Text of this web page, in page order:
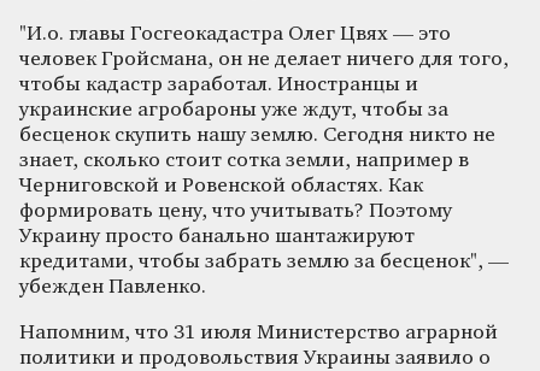
"И.о. главы Госгеокадастра Олег Цвях — это
человек Гройсмана, он не делает ничего для того,
чтобы кадастр заработал. Иностранцы и
украинские агробароны уже ждут, чтобы за
бесценок скупить нашу землю. Сегодня никто не
знает, сколько стоит сотка земли, например в
Черниговской и Ровенской областях. Как
формировать цену, что учитывать? Поэтому
Украину просто банально шантажируют
кредитами, чтобы забрать землю за бесценок", —
убежден Павленко.
Напомним, что 31 июля Министерство аграрной
политики и продовольствия Украины заявило о